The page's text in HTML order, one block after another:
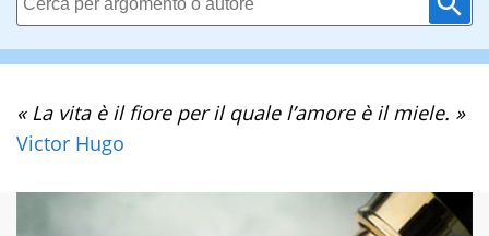
« La vita è il fiore per il quale l’amore è il miele. »
Victor Hugo